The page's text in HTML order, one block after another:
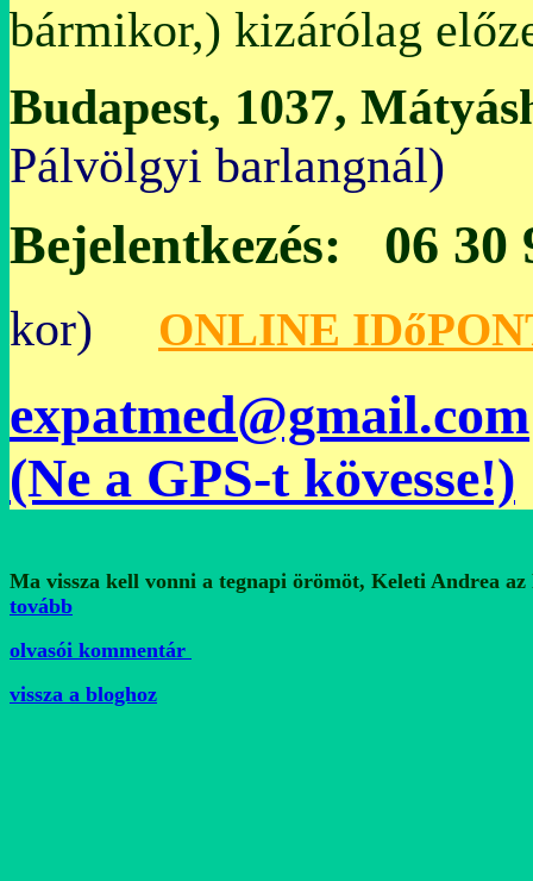
bármikor,) kizárólag
Budapest, 1037,
Pálvölgyi
Bejelentkezés: 06 30
kor) ONLINE
expatmed@gmail.com
(Ne a GPS-t kövesse!)
Ma vissza kell vonni a tegnapi örömöt, Keleti Andrea
tovább
olvasói kommentár
vissza a bloghoz